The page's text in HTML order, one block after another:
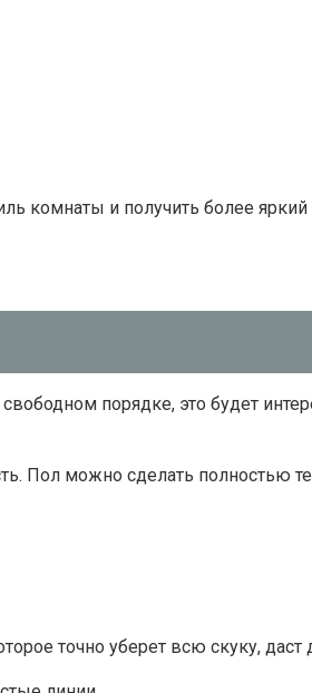
комнаты и получить более яркий
порядке, это будет
Пол можно сделать полностью
точно уберет всю скуку, даст